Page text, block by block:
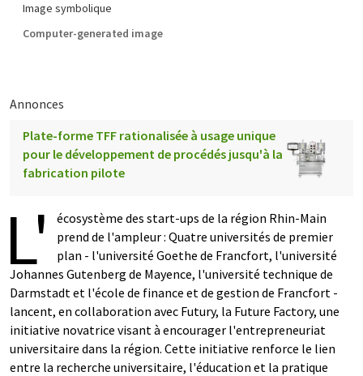
Image symbolique
Computer-generated image
Annonces
Plate-forme TFF rationalisée à usage unique
pour le développement de procédés jusqu'à la
fabrication pilote
L'
écosystème des start-ups de la région Rhin-Main
prend de l'ampleur : Quatre universités de premier
plan - l'université Goethe de Francfort, l'université
Johannes Gutenberg de Mayence, l'université technique de
Darmstadt et l'école de finance et de gestion de Francfort -
lancent, en collaboration avec Futury, la Future Factory, une
initiative novatrice visant à encourager l'entrepreneuriat
universitaire dans la région. Cette initiative renforce le lien
entre la recherche universitaire, l'éducation et la pratique